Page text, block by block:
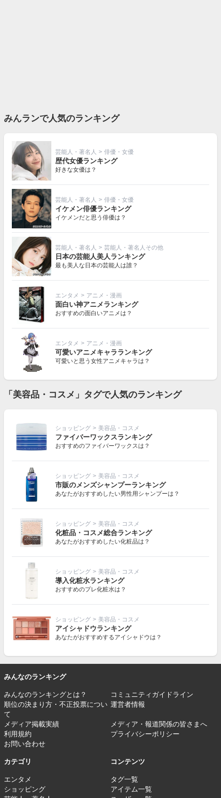
みんランで人気のランキング
芸能人・著名人 > 俳優・女優
歴代女優ランキング
好きな女優は？
芸能人・著名人 > 俳優・女優
イケメン俳優ランキング
イケメンだと思う俳優は？
芸能人・著名人 > 芸能人・著名人その他
日本の芸能人美人ランキング
最も美人な日本の芸能人は誰？
エンタメ > アニメ・漫画
面白い神アニメランキング
おすすめの面白いアニメは？
エンタメ > アニメ・漫画
可愛いアニメキャラランキング
可愛いと思う女性アニメキャラは？
「美容品・コスメ」タグで人気のランキング
ショッピング > 美容品・コスメ
ファイバーワックスランキング
おすすめのファイバーワックスは？
ショッピング > 美容品・コスメ
市販のメンズシャンプーランキング
あなたがおすすめしたい男性用シャンプーは？
ショッピング > 美容品・コスメ
化粧品・コスメ総合ランキング
あなたがおすすめしたい化粧品は？
ショッピング > 美容品・コスメ
導入化粧水ランキング
おすすめのプレ化粧水は？
ショッピング > 美容品・コスメ
アイシャドウランキング
あなたがおすすめするアイシャドウは？
みんなのランキング
みんなのランキングとは？
コミュニティガイドライン
順位の決まり方・不正投票につい
て
運営者情報
メディア掲載実績
メディア・報道関係の皆さまへ
利用規約
プライバシーポリシー
お問い合わせ
カテゴリ
エンタメ
ショッピング
コンテンツ
タグ一覧
アイテム一覧